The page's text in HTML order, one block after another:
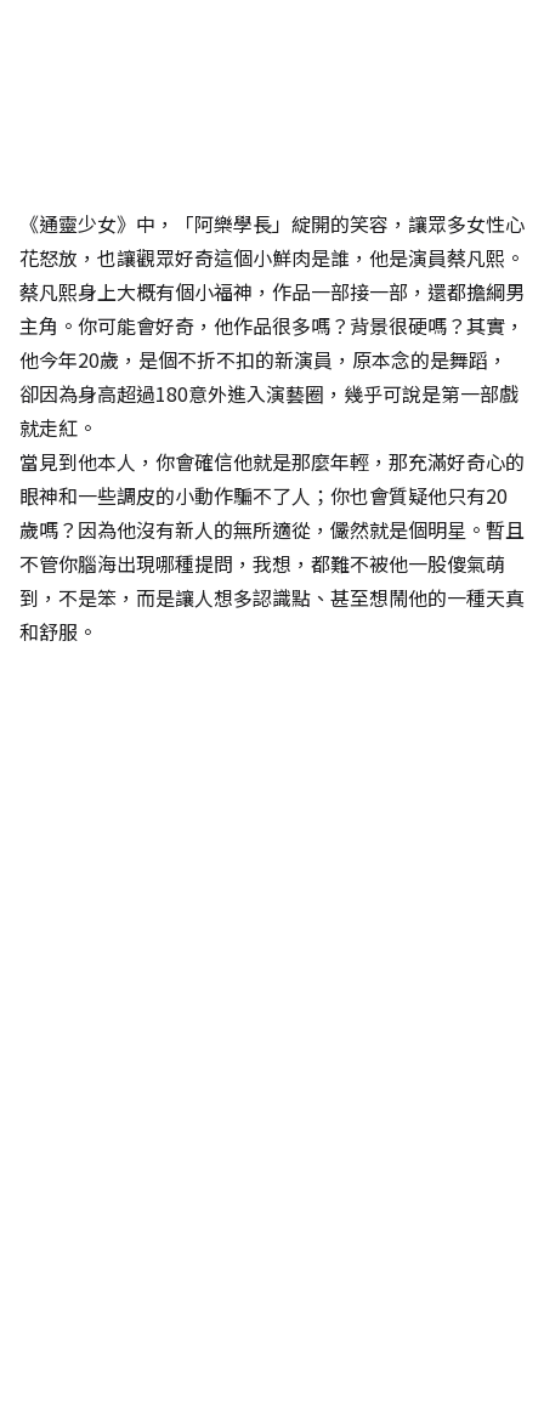
《通靈少女》中，「阿樂學長」綻開的笑容，讓眾多女性心
花怒放，也讓觀眾好奇這個小鮮肉是誰，他是演員蔡凡熙。
蔡凡熙身上大概有個小福神，作品一部接一部，還都擔綱男
主角。你可能會好奇，他作品很多嗎？背景很硬嗎？其實，
他今年20歲，是個不折不扣的新演員，原本念的是舞蹈，
卻因為身高超過180意外進入演藝圈，幾乎可說是第一部戲
就走紅。
當見到他本人，你會確信他就是那麼年輕，那充滿好奇心的
眼神和一些調皮的小動作騙不了人；你也會質疑他只有20
歲嗎？因為他沒有新人的無所適從，儼然就是個明星。暫且
不管你腦海出現哪種提問，我想，都難不被他一股傻氣萌
到，不是笨，而是讓人想多認識點、甚至想鬧他的一種天真
和舒服。